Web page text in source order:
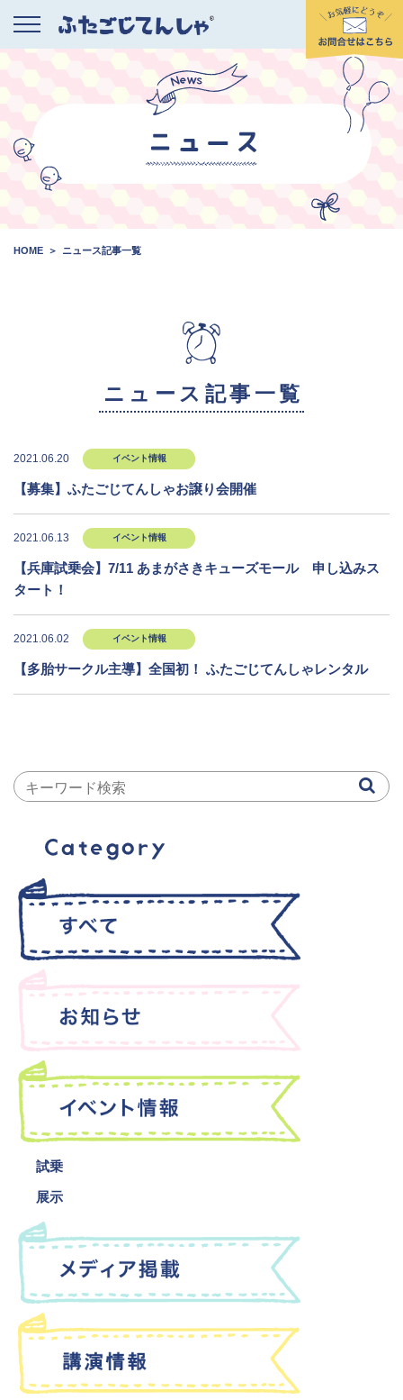
HOME ニュース記事一覧
ニュース記事一覧
2021.06.20 イベント情報
【募集】ふたごじてんしゃお譲り会開催
2021.06.13 イベント情報
【兵庫試乗会】7/11 あまがさきキューズモール 申し込みス
タート！
2021.06.02 イベント情報
【多胎サークル主導】全国初！ ふたごじてんしゃレンタル
試乗
展示